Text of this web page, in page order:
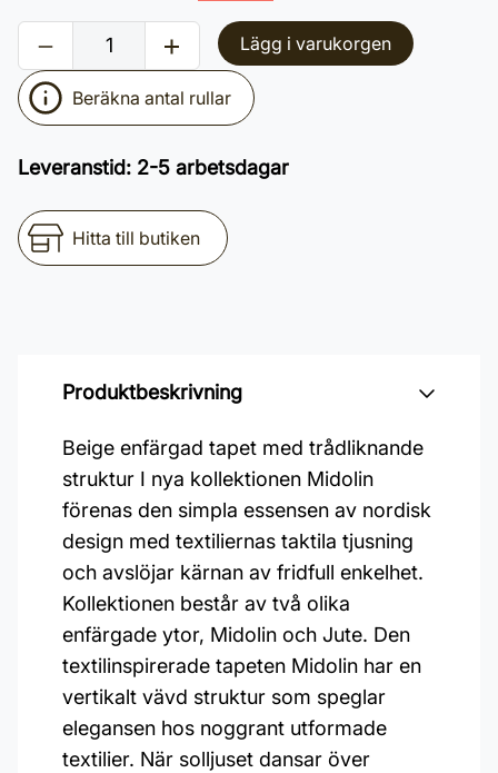
Lägg i varukorgen
Beräkna antal rullar
Leveranstid: 2-5 arbetsdagar
Hitta till butiken
Produktbeskrivning
Beige enfärgad tapet med trådliknande
struktur I nya kollektionen Midolin
förenas den simpla essensen av nordisk
design med textiliernas taktila tjusning
och avslöjar kärnan av fridfull enkelhet.
Kollektionen består av två olika
enfärgade ytor, Midolin och Jute. Den
textilinspirerade tapeten Midolin har en
vertikalt vävd struktur som speglar
elegansen hos noggrant utformade
textilier. När solljuset dansar över